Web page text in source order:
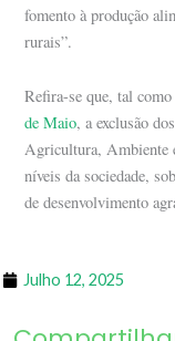
fomento à produção
rurais”.
Refira-se que, tal
de Maio, a exclusão
Agricultura, Ambiente
níveis da sociedade,
de desenvolvimento
Julho 12, 2025